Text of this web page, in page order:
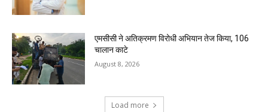
एमसीसी ने अतिक्रमण विरोधी अभियान तेज किया, 106
चालान काटे
August 8, 2026
Load more